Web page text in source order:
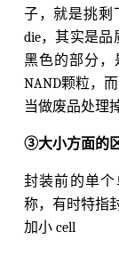
子，就是挑剩
die，其实是
黑色的部分，
NAND颗粒，
当做废品处理
③大小方面的
封装前的单个
称，有时特指
加小 cell